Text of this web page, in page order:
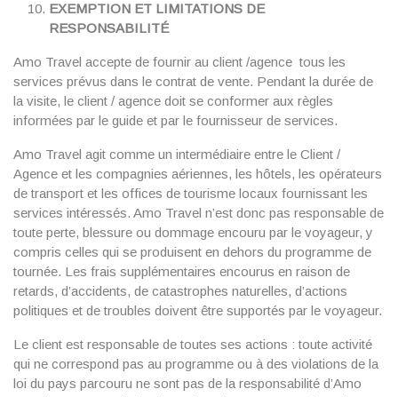
EXEMPTION ET LIMITATIONS DE
RESPONSABILITÉ
Amo Travel accepte de fournir au client /agence tous les
services prévus dans le contrat de vente. Pendant la durée de
la visite, le client / agence doit se conformer aux règles
informées par le guide et par le fournisseur de services.
Amo Travel agit comme un intermédiaire entre le Client /
Agence et les compagnies aériennes, les hôtels, les opérateurs
de transport et les offices de tourisme locaux fournissant les
services intéressés. Amo Travel n’est donc pas responsable de
toute perte, blessure ou dommage encouru par le voyageur, y
compris celles qui se produisent en dehors du programme de
tournée. Les frais supplémentaires encourus en raison de
retards, d’accidents, de catastrophes naturelles, d’actions
politiques et de troubles doivent être supportés par le voyageur.
Le client est responsable de toutes ses actions : toute activité
qui ne correspond pas au programme ou à des violations de la
loi du pays parcouru ne sont pas de la responsabilité d’Amo